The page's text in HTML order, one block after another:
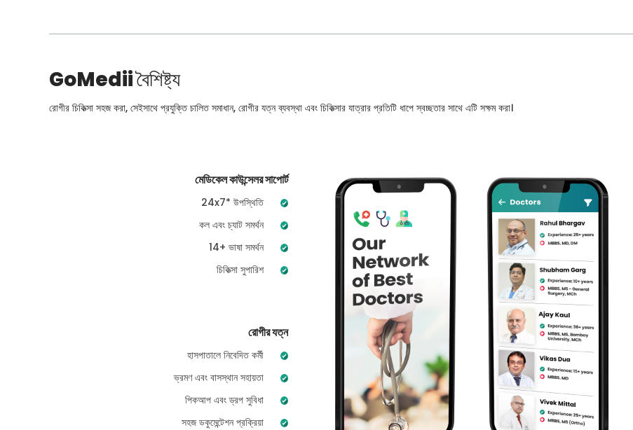
GoMediiবৈশিষ্ট্য
রোগীর চিকিত্সা সহজ করা, সেইসাথে প্রযুক্তি চালিত সমাধান, রোগীর যত্ন ব্যবস্থা এবং চিকিত্সার যাত্রার প্রতিটি ধাপে স্বচ্ছতার সাথে এটি সক্ষম করা।
মেডিকেল কাউন্সেলর সাপোর্ট
24x7* উপস্থিতি
কল এবং চ্যাট সমর্থন
14+ ভাষা সমর্থন
চিকিত্সা সুপারিশ
রোগীর যত্ন
হাসপাতালে নিবেদিত কর্মী
ভ্রমণ এবং বাসস্থান সহায়তা
পিকআপ এবং ড্রপ সুবিধা
সহজ ডকুমেন্টেশন প্রক্রিয়া